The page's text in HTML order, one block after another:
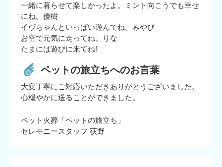
一緒に暮らせて楽しかったよ。ミント向こうでも幸せ
にね。優樹
イヴちゃんといっぱい遊んでね。みやび
お空で元気に走ってね。りな
たまには遊びに来てね!
ペットの旅立ちへのお言葉
大変丁寧にご対応いただきありがとうございました。
心穏やかに送ることができました。
ペット火葬「ペットの旅立ち」
セレモニースタッフ 荻野